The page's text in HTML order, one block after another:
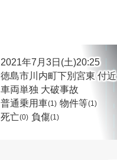
2021年7月3日(土)20:25
徳島市川内町下別宮東 付近
車両単独 大破事故
普通乗用車(1) 物件等(1)
死亡(0) 負傷(1)